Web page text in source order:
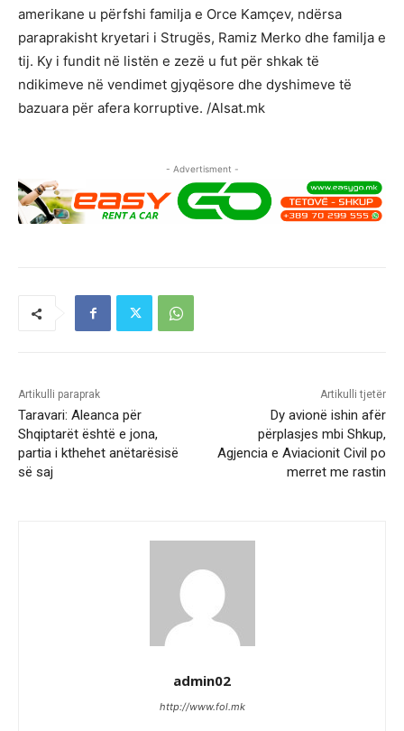
amerikane u përfshi familja e Orce Kamçev, ndërsa
paraprakisht kryetari i Strugës, Ramiz Merko dhe familja e
tij. Ky i fundit në listën e zezë u fut për shkak të
ndikimeve në vendimet gjyqësore dhe dyshimeve të
bazuara për afera korruptive. /Alsat.mk
- Advertisment -
Artikulli paraprak
Taravari: Aleanca për
Shqiptarët është e jona,
partia i kthehet anëtarësisë
së saj
Artikulli tjetër
Dy avionë ishin afër
përplasjes mbi Shkup,
Agjencia e Aviacionit Civil po
merret me rastin
admin02
http://www.fol.mk